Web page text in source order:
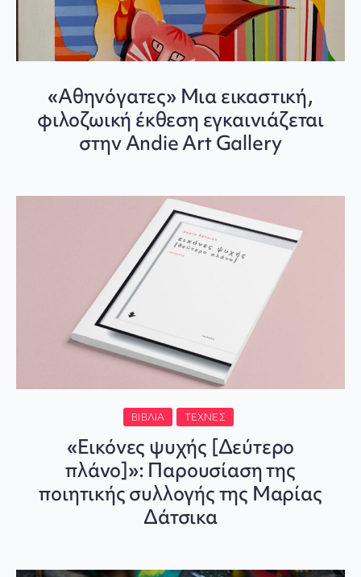
«Αθηνόγατες» Μια εικαστική,
φιλοζωική έκθεση εγκαινιάζεται
στην Andie Art Gallery
ΒΙΒΛΊΑ ΤΈΧΝΕΣ
«Εικόνες ψυχής [Δεύτερο
πλάνο]»: Παρουσίαση της
ποιητικής συλλογής της Μαρίας
Δάτσικα